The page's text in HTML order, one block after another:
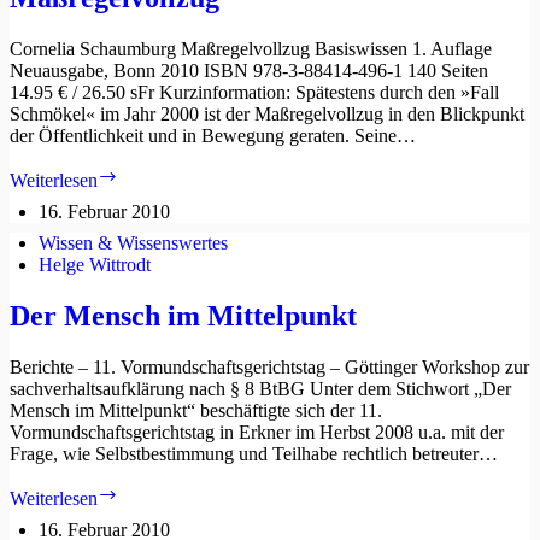
Cornelia Schaumburg Maßregelvollzug Basiswissen 1. Auflage
Neuausgabe, Bonn 2010 ISBN 978-3-88414-496-1 140 Seiten
14.95 € / 26.50 sFr Kurzinformation: Spätestens durch den »Fall
Schmökel« im Jahr 2000 ist der Maßregelvollzug in den Blickpunkt
der Öffentlichkeit und in Bewegung geraten. Seine…
Weiterlesen
16. Februar 2010
Wissen & Wissenswertes
Helge Wittrodt
Der Mensch im Mittelpunkt
Berichte – 11. Vormundschaftsgerichtstag – Göttinger Workshop zur
sachverhaltsaufklärung nach § 8 BtBG Unter dem Stichwort „Der
Mensch im Mittelpunkt“ beschäftigte sich der 11.
Vormundschaftsgerichtstag in Erkner im Herbst 2008 u.a. mit der
Frage, wie Selbstbestimmung und Teilhabe rechtlich betreuter…
Weiterlesen
16. Februar 2010